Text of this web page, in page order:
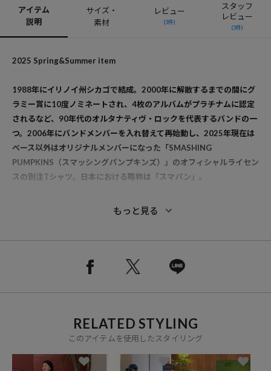
アイテム
説明
サイズ・
素材
レビュー
(3件)
スタッフ
レビュー
(3件)
2025 Spring&Summer item
1988年にイリノイ州シカゴで結成。2000年に解散するまでの間にグ
ラミー賞に10度ノミネートされ、4枚のアルバムがプラチナムに認定
されるなど、90年代のオルタナティヴ・ロックを代表するバンドの一
つ。2006年にバンドメンバーを入れ替えて再始動し、2025年現在は
ベース以外はオリジナルメンバーになった「SMASHING
PUMPKINS（スマッシングパンプキンズ）」のオフィシャルライセン
スの別注Tシャツ。日本における略称は「スマパン」。
90年代当時のビッグプリントを再現。こちらは93年にリリースされた
の技術を要する天地引き仕上げ（別名ブラインドステッチやシングル
仕上げ、90年代当時のボディを見事に再現（ちなみに現行のTシャツ
の殆どは袖も裾もネックとアームを繋ぐ縫製もダブルステッチになっ
は米国製でもちろん丸胴仕様。それを日本で縫製・プリントしている
もっと見る
RELATED STYLING
このアイテムを使用したスタイリング